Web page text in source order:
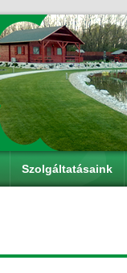
Szolgáltatásaink